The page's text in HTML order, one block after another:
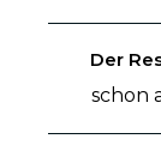
Der
schon